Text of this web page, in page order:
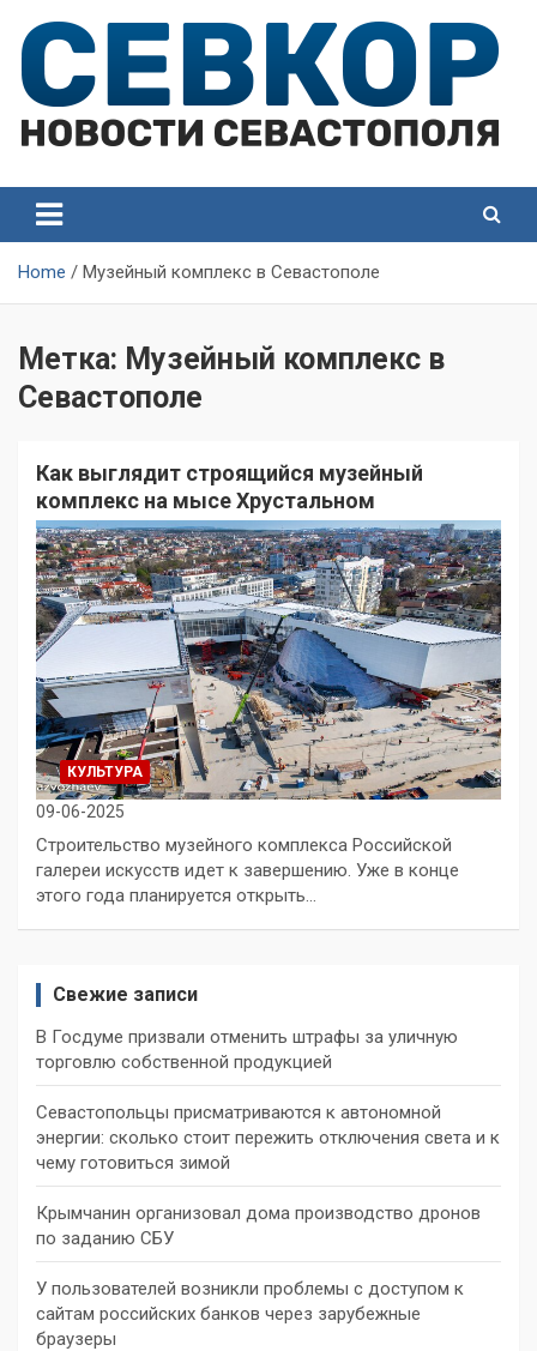
content
Севастополя
Севастополя
Home Музейный комплекс в Севастополе
Метка: Музейный комплекс в
Севастополе
Как выглядит строящийся музейный
комплекс на мысе Хрустальном
КУЛЬТУРА
09-06-2025
Строительство музейного комплекса Российской
галереи искусств идет к завершению. Уже в конце
этого года планируется открыть…
Свежие записи
В Госдуме призвали отменить штрафы за уличную
торговлю собственной продукцией
Севастопольцы присматриваются к автономной
энергии: сколько стоит пережить отключения света и к
чему готовиться зимой
Крымчанин организовал дома производство дронов
по заданию СБУ
У пользователей возникли проблемы с доступом к
сайтам российских банков через зарубежные
браузеры